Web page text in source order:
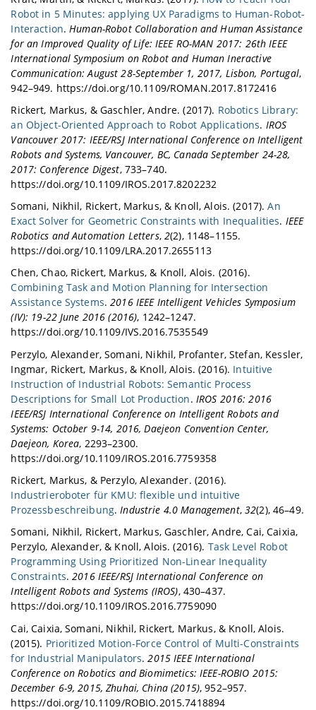
Robot in 5 Minutes: applying UX Paradigms to Human-Robot-
Interaction. Human-Robot Collaboration and Human Assistance
for an Improved Quality of Life: IEEE RO-MAN 2017: 26th IEEE
International Symposium on Robot and Human Ineractive
Communication: August 28-September 1, 2017, Lisbon, Portugal,
942–949. https://doi.org/10.1109/ROMAN.2017.8172416
Rickert, Markus, & Gaschler, Andre. (2017). Robotics Library:
an Object-Oriented Approach to Robot Applications. IROS
Vancouver 2017: IEEE/RSJ International Conference on Intelligent
Robots and Systems, Vancouver, BC, Canada September 24-28,
2017: Conference Digest, 733–740.
https://doi.org/10.1109/IROS.2017.8202232
Somani, Nikhil, Rickert, Markus, & Knoll, Alois. (2017).An
Exact Solver for Geometric Constraints with Inequalities. IEEE
Robotics and Automation Letters,2(2), 1148–1155.
https://doi.org/10.1109/LRA.2017.2655113
Chen, Chao, Rickert, Markus, & Knoll, Alois. (2016).
Combining Task and Motion Planning for Intersection
Assistance Systems.2016 IEEE Intelligent Vehicles Symposium
(IV): 19-22 June 2016 (2016), 1242–1247.
https://doi.org/10.1109/IVS.2016.7535549
Perzylo, Alexander, Somani, Nikhil, Profanter, Stefan, Kessler,
Ingmar, Rickert, Markus, & Knoll, Alois. (2016). Intuitive
Instruction of Industrial Robots: Semantic Process
Descriptions for Small Lot Production. IROS 2016: 2016
IEEE/RSJ International Conference on Intelligent Robots and
Systems: October 9-14, 2016, Daejeon Convention Center,
Daejeon, Korea, 2293–2300.
https://doi.org/10.1109/IROS.2016.7759358
Rickert, Markus, & Perzylo, Alexander. (2016).
Industrieroboter für KMU: flexible und intuitive
Prozessbeschreibung.Industrie 4.0 Management, 32(2), 46–49.
Somani, Nikhil, Rickert, Markus, Gaschler, Andre, Cai, Caixia,
Perzylo, Alexander, & Knoll, Alois. (2016). Task Level Robot
Programming Using Prioritized Non-Linear Inequality
Constraints.2016 IEEE/RSJ International Conference on
Intelligent Robots and Systems (IROS), 430–437.
https://doi.org/10.1109/IROS.2016.7759090
Cai, Caixia, Somani, Nikhil, Rickert, Markus, & Knoll, Alois.
(2015). Prioritized Motion-Force Control of Multi-Constraints
for Industrial Manipulators.2015 IEEE International
Conference on Robotics and Biomimetics: IEEE-ROBIO 2015:
December 6-9, 2015, Zhuhai, China (2015), 952–957.
https://doi.org/10.1109/ROBIO.2015.7418894